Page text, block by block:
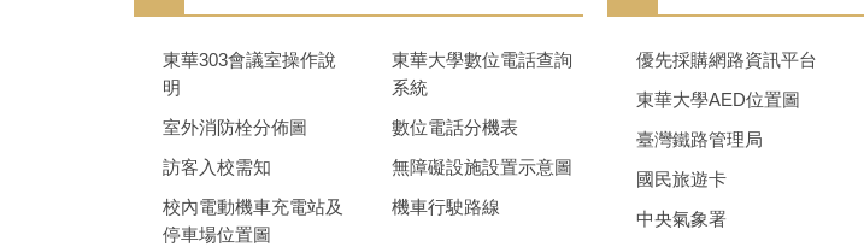
東華303會議室操作說
明
東華大學數位電話查詢
系統
室外消防栓分佈圖
數位電話分機表
訪客入校需知
無障礙設施設置示意圖
校內電動機車充電站及
停車場位置圖
機車行駛路線
優先採購網路資訊平台
東華大學AED位置圖
臺灣鐵路管理局
國民旅遊卡
中央氣象署